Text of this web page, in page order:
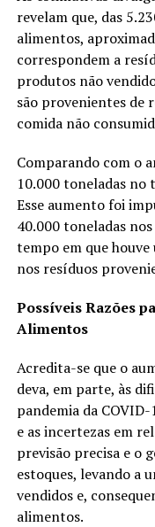
revelam que, das
alimentos,
correspondem a
produtos não
são provenientes de
comida não
Comparando com o
10.000 toneladas
Esse aumento foi
40.000 toneladas
tempo em que
nos resíduos
Possíveis Razões
Alimentos
Acredita-se que o
deva, em parte, às
pandemia da
e as incertezas em
previsão precisa e o
estoques, levando a
vendidos e,
alimentos.